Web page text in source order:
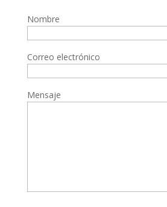
Nombre
Correo electrónico
Mensaje